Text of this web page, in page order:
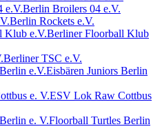
Berlin Broilers 04 e.V.
Berlin Rockets e.V.
Berliner Floorball Klub
Berliner TSC e.V.
Eisbären Juniors Berlin
ESV Lok Raw Cottbus
Floorball Turtles Berlin